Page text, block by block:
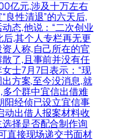
亿元,涉及十万左右
良性清退”的六天后,
态,他说：“二次创业
,其个人专栏再无更
人称,自己所在的官
了,且事前并没有任
士7月7日表示：“现
方案,至今没消息,就
多个群中宜信出借难
阳经侦已设立宜信事
动出借人报案材料收
择是否配合制作询
直接现场递交书面材